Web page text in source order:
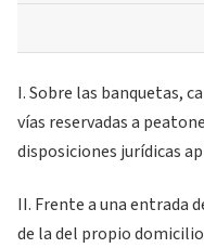
I. Sobre las banquetas,
vías reservadas a
disposiciones jurídicas
II. Frente a una entrada
de la del propio